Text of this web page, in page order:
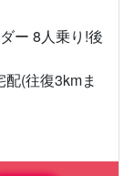
ー 8人乗り!後
(往復3kmま